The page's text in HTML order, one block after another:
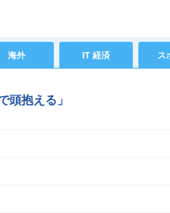
海外 IT 経済 ス
頭抱える」